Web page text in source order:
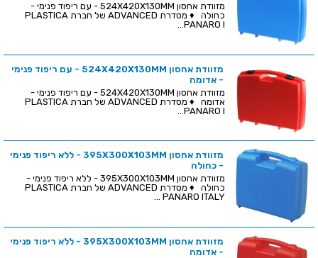
מזוודת אחסון 524X420X130MM - עם ריפוד פנימי -
כחולה ♦ מסדרת ADVANCED של חברת PLASTICA
PANARO I...
מזוודת אחסון 524X420X130MM - עם ריפוד פנימי
- אדומה
מזוודת אחסון 524X420X130MM - עם ריפוד פנימי -
אדומה ♦ מסדרת ADVANCED של חברת PLASTICA
PANARO I...
מזוודת אחסון 395X300X103MM - ללא ריפוד פנימי
- כחולה
מזוודת אחסון 395X300X103MM - ללא ריפוד פנימי -
כחולה ♦ מסדרת ADVANCED של חברת PLASTICA
PANARO ITALY ...
מזוודת אחסון 395X300X103MM - ללא ריפוד פנימי
- אדומה